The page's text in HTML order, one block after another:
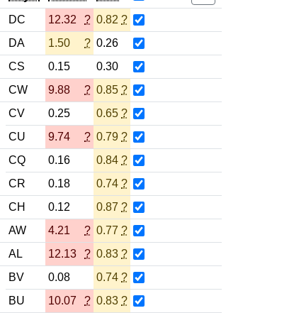
DC 12.32 ? 0.82 ?
DA 1.50 ? 0.26
CS 0.15
0.30
CW 9.88 ? 0.85 ?
CV 0.25 0.65 ?
CU
9.74 ? 0.79 ?
CQ 0.16 0.84 ?
CR
0.18 0.74 ?
CH 0.12 0.87 ?
AW 4.21 ? 0.77 ?
AL 12.13 ? 0.83 ?
BV 0.08 0.74 ?
BU
10.07 ? 0.83 ?